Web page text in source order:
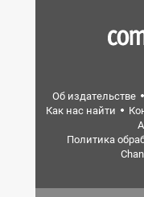
Об издательстве
Как нас найти
Политика